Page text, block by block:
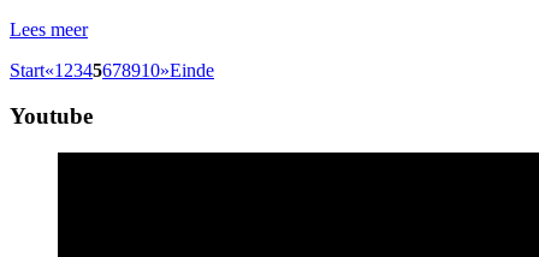
Lees meer
Start«1 2345678910»Einde
Youtube